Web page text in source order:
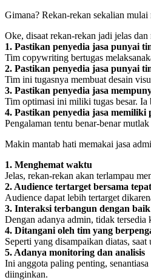
Gimana? Rekan-rekan sekalian
Oke, disaat rekan-rekan jadi jelas
1. Pastikan penyedia jasa punyai
Tim copywriting bertugas
2. Pastikan penyedia jasa punyai
Tim ini tugasnya membuat desain
3. Pastikan penyedia jasa
Tim optimasi ini miliki tugas besar. Ia
4. Pastikan penyedia jasa
Pengalaman tentu benar-benar
Makin mantab hati memakai jasa
1. Menghemat waktu
Jelas, rekan-rekan akan terlampau
2. Audience tertarget bersama tepat
Audience dapat lebih tertarget
3. Interaksi terbangun dengan baik
Dengan adanya admin, tidak tersedia
4. Ditangani oleh tim yang
Seperti yang disampaikan diatas,
5. Adanya monitoring dan analisis
Ini anggota paling penting,
diinginkan.